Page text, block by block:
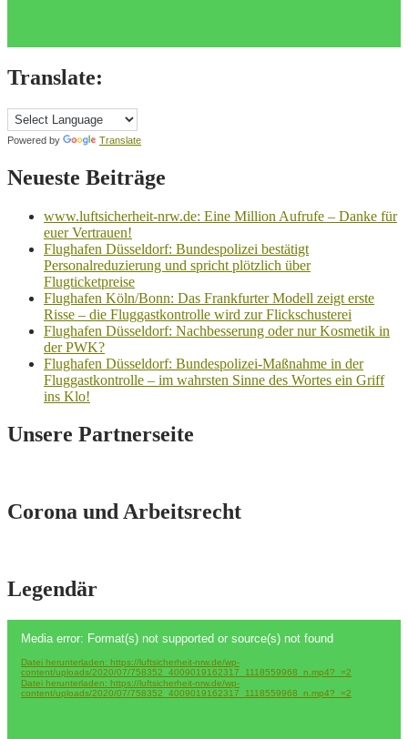
Translate:
Powered by Translate
Neueste Beiträge
www.luftsicherheit-nrw.de: Eine Million Aufrufe – Danke für
euer Vertrauen!
Flughafen Düsseldorf: Bundespolizei bestätigt
Personalreduzierung und spricht plötzlich über
Flugticketpreise
Flughafen Köln/Bonn: Das Frankfurter Modell zeigt erste
Risse – die Fluggastkontrolle wird zur Flickschusterei
Flughafen Düsseldorf: Nachbesserung oder nur Kosmetik in
der PWK?
Flughafen Düsseldorf: Bundespolizei-Maßnahme in der
Fluggastkontrolle – im wahrsten Sinne des Wortes ein Griff
ins Klo!
Unsere Partnerseite
Corona und Arbeitsrecht
Legendär
Player
Media error: Format(s) not supported or source(s) not found
Datei herunterladen: https://luftsicherheit-nrw.de/wp-
content/uploads/2020/07/758352_4009019162317_1118559968_n.mp4?_=2
Datei herunterladen: https://luftsicherheit-nrw.de/wp-
content/uploads/2020/07/758352_4009019162317_1118559968_n.mp4?_=2